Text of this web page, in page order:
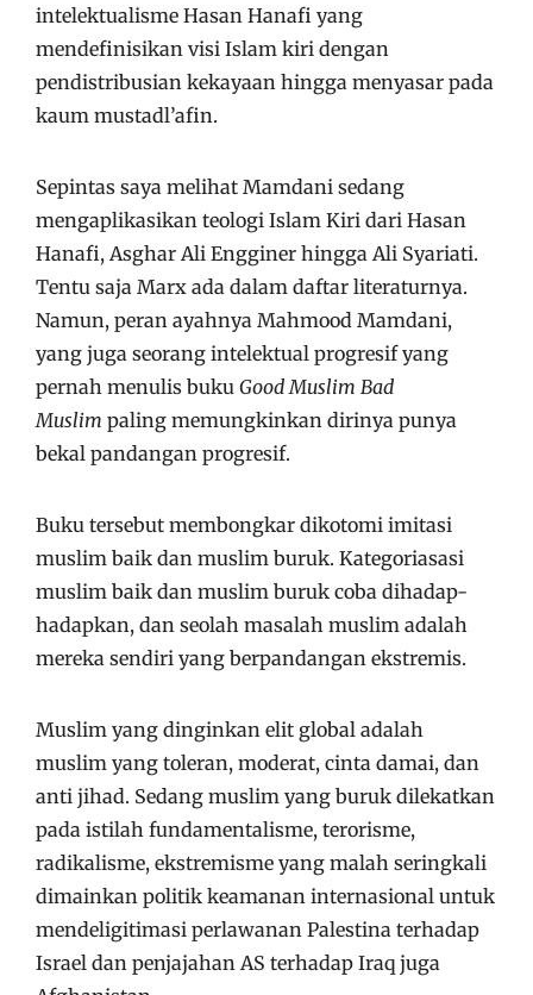
intelektualisme Hasan Hanafi yang
mendefinisikan visi Islam kiri dengan
pendistribusian kekayaan hingga menyasar pada
kaum mustadl’afin.
Sepintas saya melihat Mamdani sedang
mengaplikasikan teologi Islam Kiri dari Hasan
Hanafi, Asghar Ali Engginer hingga Ali Syariati.
Tentu saja Marx ada dalam daftar literaturnya.
Namun, peran ayahnya Mahmood Mamdani,
yang juga seorang intelektual progresif yang
pernah menulis buku Good Muslim Bad
Muslim paling memungkinkan dirinya punya
bekal pandangan progresif.
Buku tersebut membongkar dikotomi imitasi
muslim baik dan muslim buruk. Kategoriasasi
muslim baik dan muslim buruk coba dihadap-
hadapkan, dan seolah masalah muslim adalah
mereka sendiri yang berpandangan ekstremis.
Muslim yang dinginkan elit global adalah
muslim yang toleran, moderat, cinta damai, dan
anti jihad. Sedang muslim yang buruk dilekatkan
pada istilah fundamentalisme, terorisme,
radikalisme, ekstremisme yang malah seringkali
dimainkan politik keamanan internasional untuk
mendeligitimasi perlawanan Palestina terhadap
Israel dan penjajahan AS terhadap Iraq juga